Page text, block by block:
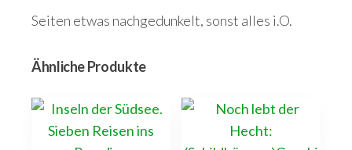
Seiten etwas nachgedunkelt, sonst alles i.O.
Ähnliche Produkte